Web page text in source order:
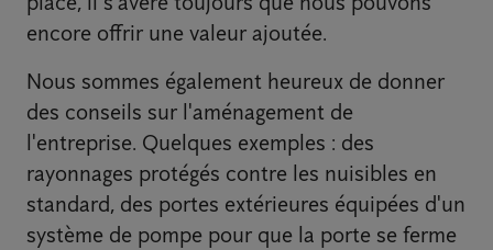
encore offrir une valeur ajoutée.
Nous sommes également heureux de donner
des conseils sur l'aménagement de
l'entreprise. Quelques exemples : des
rayonnages protégés contre les nuisibles en
standard, des portes extérieures équipées d'un
système de pompe pour que la porte se ferme